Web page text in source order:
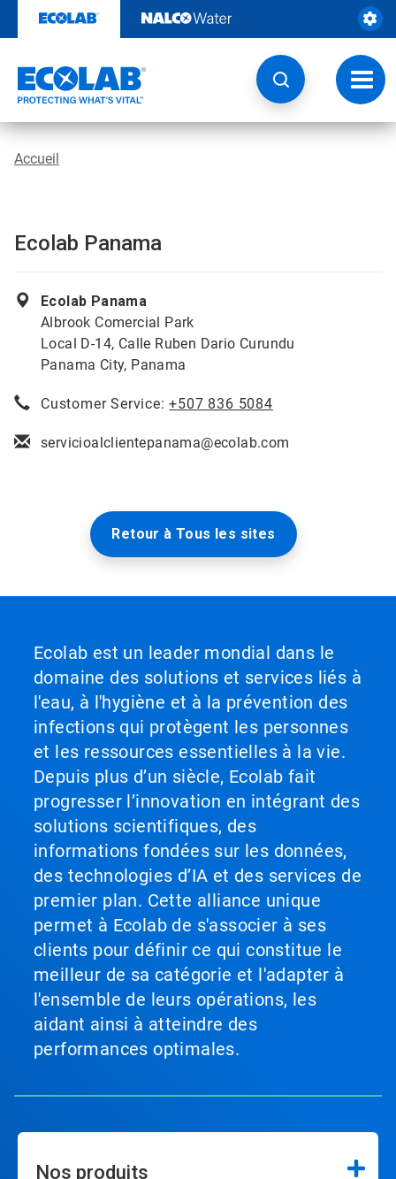
contenu
la
Accueil
Ecolab Panama
Ecolab Panama
Albrook Comercial Park
Local D-14, Calle Ruben Dario Curundu
Panama City, Panama
Customer Service:+507 836 5084
servicioalclientepanama@ecolab.com
Retour à Tous les sites
Ecolab est un leader mondial dans le
domaine des solutions et services liés à
l'eau, à l'hygiène et à la prévention des
infections qui protègent les personnes
et les ressources essentielles à la vie.
Depuis plus d’un siècle, Ecolab fait
progresser l’innovation en intégrant des
solutions scientifiques, des
informations fondées sur les données,
des technologies d’IA et des services de
premier plan. Cette alliance unique
permet à Ecolab de s'associer à ses
clients pour définir ce qui constitue le
meilleur de sa catégorie et l'adapter à
l'ensemble de leurs opérations, les
aidant ainsi à atteindre des
performances optimales.
Nos produits